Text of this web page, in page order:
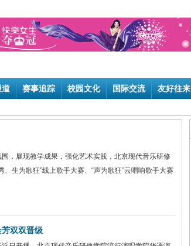
道 赛事追踪 校园文化 国际交流 友好往来
，展现教学成果，强化艺术实践，北京现代音乐研修
生为歌狂”线上歌手大赛、“声为歌狂”云唱响歌手大赛
双双晋级